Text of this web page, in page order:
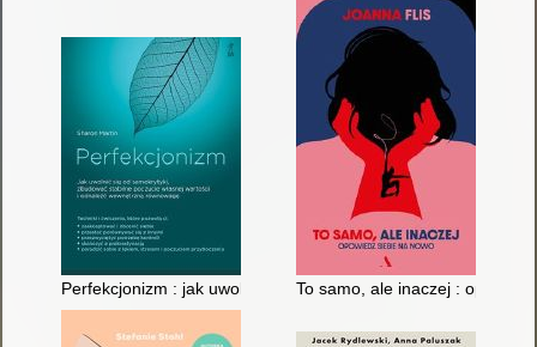
Perfekcjonizm : jak uwolnić się od samokrytyki, zbudować
To samo, ale inaczej :